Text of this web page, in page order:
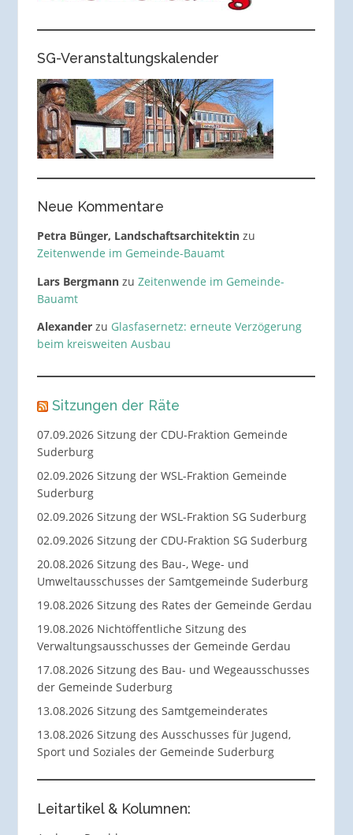
SG-Veranstaltungskalender
Neue Kommentare
Petra Bünger, Landschaftsarchitektinzu
Zeitenwende im Gemeinde-Bauamt
Lars Bergmannzu Zeitenwende im Gemeinde-
Bauamt
Alexanderzu Glasfasernetz: erneute Verzögerung
beim kreisweiten Ausbau
Sitzungen der Räte
07.09.2026 Sitzung der CDU-Fraktion Gemeinde
Suderburg
02.09.2026 Sitzung der WSL-Fraktion Gemeinde
Suderburg
02.09.2026 Sitzung der WSL-Fraktion SG Suderburg
02.09.2026 Sitzung der CDU-Fraktion SG Suderburg
20.08.2026 Sitzung des Bau-, Wege- und
Umweltausschusses der Samtgemeinde Suderburg
19.08.2026 Sitzung des Rates der Gemeinde Gerdau
19.08.2026 Nichtöffentliche Sitzung des
Verwaltungsausschusses der Gemeinde Gerdau
17.08.2026 Sitzung des Bau- und Wegeausschusses
der Gemeinde Suderburg
13.08.2026 Sitzung des Samtgemeinderates
13.08.2026 Sitzung des Ausschusses für Jugend,
Sport und Soziales der Gemeinde Suderburg
Leitartikel & Kolumnen: